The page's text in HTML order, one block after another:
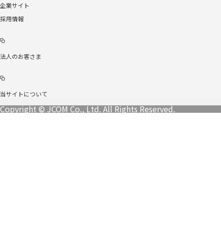
企業サイト
採用情報
法人のお客さま
当サイトについて
Copyright © JCOM Co., Ltd. All Rights Reserved.